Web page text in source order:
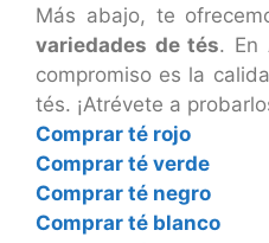
Más abajo, te
variedades de tés. En
compromiso es la
tés. ¡Atrévete a
Comprar té rojo
Comprar té verde
Comprar té negro
Comprar té blanco